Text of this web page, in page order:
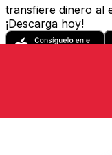
transfiere dinero al
¡Descarga hoy!